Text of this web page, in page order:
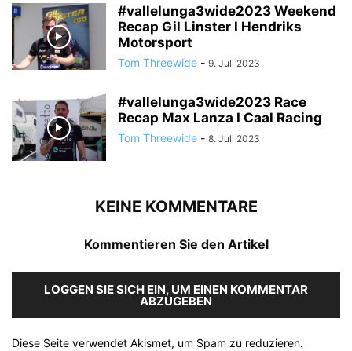
#vallelunga3wide2023 Weekend
Recap Gil Linster I Hendriks
Motorsport
Tom Threewide - 9. Juli 2023
#vallelunga3wide2023 Race
Recap Max Lanza I Caal Racing
Tom Threewide - 8. Juli 2023
KEINE KOMMENTARE
Kommentieren Sie den Artikel
LOGGEN SIE SICH EIN, UM EINEN KOMMENTAR
ABZUGEBEN
Diese Seite verwendet Akismet, um Spam zu reduzieren.